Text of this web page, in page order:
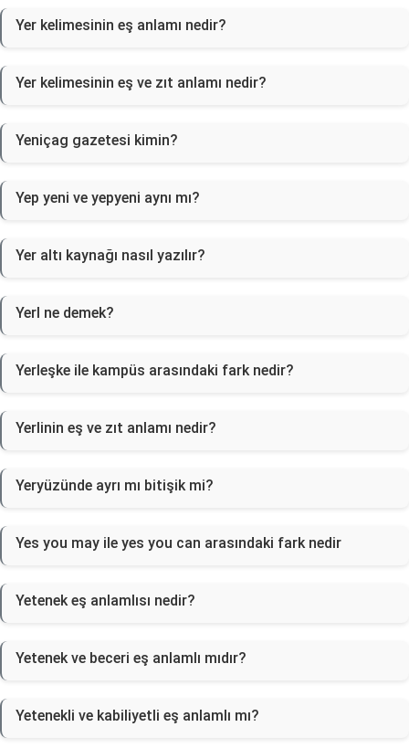
Yer kelimesinin eş anlamı nedir?
Yer kelimesinin eş ve zıt anlamı nedir?
Yeniçag gazetesi kimin?
Yep yeni ve yepyeni aynı mı?
Yer altı kaynağı nasıl yazılır?
Yerl ne demek?
Yerleşke ile kampüs arasındaki fark nedir?
Yerlinin eş ve zıt anlamı nedir?
Yeryüzünde ayrı mı bitişik mi?
Yes you may ile yes you can arasındaki fark nedir
Yetenek eş anlamlısı nedir?
Yetenek ve beceri eş anlamlı mıdır?
Yetenekli ve kabiliyetli eş anlamlı mı?